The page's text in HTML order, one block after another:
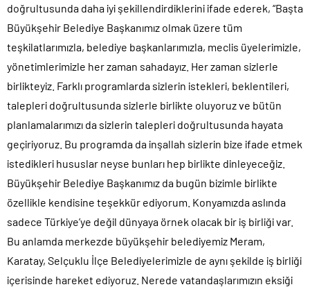
doğrultusunda daha iyi şekillendirdiklerini ifade ederek, “Başta
Büyükşehir Belediye Başkanımız olmak üzere tüm
teşkilatlarımızla, belediye başkanlarımızla, meclis üyelerimizle,
yönetimlerimizle her zaman sahadayız. Her zaman sizlerle
birlikteyiz. Farklı programlarda sizlerin istekleri, beklentileri,
talepleri doğrultusunda sizlerle birlikte oluyoruz ve bütün
planlamalarımızı da sizlerin talepleri doğrultusunda hayata
geçiriyoruz. Bu programda da inşallah sizlerin bize ifade etmek
istedikleri hususlar neyse bunları hep birlikte dinleyeceğiz.
Büyükşehir Belediye Başkanımız da bugün bizimle birlikte
özellikle kendisine teşekkür ediyorum. Konyamızda aslında
sadece Türkiye’ye değil dünyaya örnek olacak bir iş birliği var.
Bu anlamda merkezde büyükşehir belediyemiz Meram,
Karatay, Selçuklu İlçe Belediyelerimizle de aynı şekilde iş birliği
içerisinde hareket ediyoruz. Nerede vatandaşlarımızın eksiği